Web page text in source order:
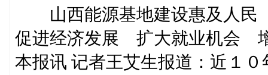
山西能源基地建设惠及人民
促进经济发展 扩大就业机会
本报讯 记者王艾生报道：近１